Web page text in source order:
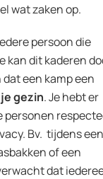
wat zaken op.
persoon die
kan dit kaderen
een kamp een
gezin. Je hebt er
personen
Bv. tijdens een
of een
dat